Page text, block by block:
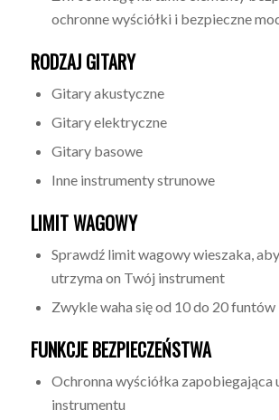
ochronne wyściółki i bezpieczne
RODZAJ GITARY
Gitary akustyczne
Gitary elektryczne
Gitary basowe
Inne instrumenty strunowe
LIMIT WAGOWY
Sprawdź limit wagowy wieszaka,
utrzyma on Twój instrument
Zwykle waha się od 10 do 20 funtów
FUNKCJE BEZPIECZEŃSTWA
Ochronna wyściółka zapobiegająca
instrumentu